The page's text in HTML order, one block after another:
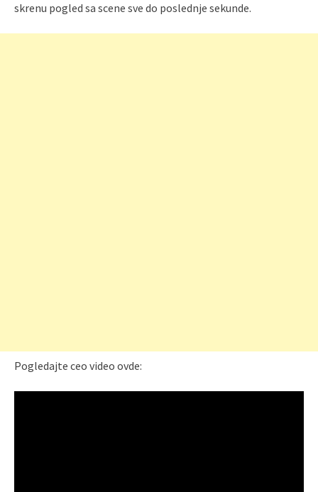
skrenu pogled sa scene sve do poslednje sekunde.
Pogledajte ceo video ovde: